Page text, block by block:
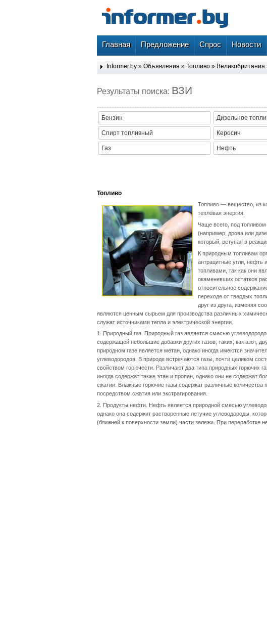
Главная Предложение Спрос Новости
Informer.by » Объявления » Топливо » Великобритания
Результаты поиска: ВЗИ
Бензин Дизельное
Спирт топливный Керосин
Газ Нефть
Топливо
Топливо — вещество, из
тепловая энергия.
Чаще всего, под
(например, дрова или
который, вступая в
К природным топливам
антрацитные угли, нефть
топливами, так как они
окаменевших остатков
относительное
переходе от твердых
друг из друга, изменяя
являются ценным сырьем для производства различных
служат источниками тепла и электрической энергии.
1. Природный газ. Природный газ является смесью
содержащей небольшие добавки других газов, таких, как азот,
природном газе является метан, однако иногда имеются
углеводородов. В природе встречаются газы, почти целиком
свойством горючести. Различают два типа природных горючих
иногда содержат также этан и пропан, однако они не содержат
сжатии. Влажные горючие газы содержат различные количества
посредством сжатия или экстрагирования.
2. Продукты нефти. Нефть является природной смесью
однако она содержит растворенные летучие углеводороды,
(ближней к поверхности земли) части залежи. При переработке